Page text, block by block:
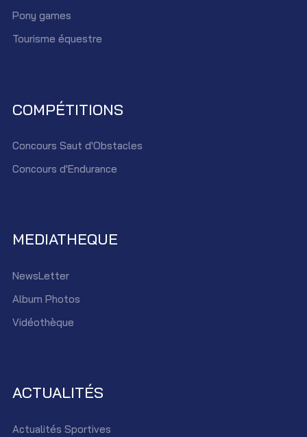
Pony games
Tourisme équestre
COMPÉTITIONS
Concours Saut d'Obstacles
Concours d'Endurance
MEDIATHEQUE
NewsLetter
Album Photos
Vidéothèque
ACTUALITÉS
Actualités Sportives